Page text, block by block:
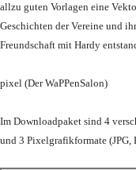
allzu guten Vorlagen eine
Geschichten der Vereine und
Freundschaft mit Hardy
pixel (Der WaPPenSalon)
Im Downloadpaket sind 4
und 3 Pixelgrafikformate (JPG,